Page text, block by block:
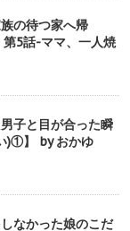
の待つ家へ帰
5話-ママ、一人焼
子と目が合った瞬
)①】 by おかゆ
なかった娘のこだ